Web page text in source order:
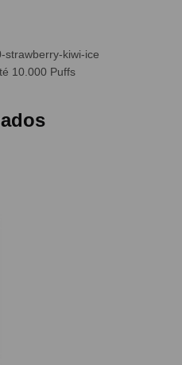
strawberry-kiwi-ice
10.000 Puffs